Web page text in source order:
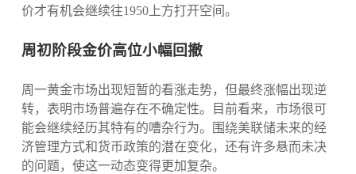
价才有机会继续往1950上方打开空间。
周初阶段金价高位小幅回撤
周一黄金市场出现短暂的看涨走势，但最终涨幅出现逆
转，表明市场普遍存在不确定性。目前看来，市场很可
能会继续经历其特有的嘈杂行为。围绕美联储未来的经
济管理方式和货币政策的潜在变化，还有许多悬而未决
的问题，使这一动态变得更加复杂。